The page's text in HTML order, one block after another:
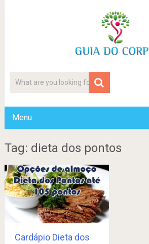
Menu
Tag: dieta dos pontos
Cardápio Dieta dos